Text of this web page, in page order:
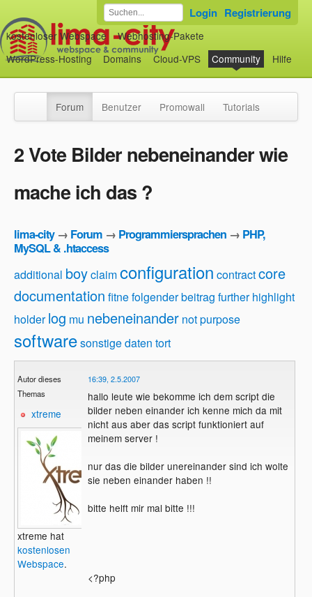
kostenloser Webspace
Webhosting-Pakete
WordPress-Hosting
Domains Cloud-VPS Community Hilfe
Login Registrierung
Forum Benutzer Promowall Tutorials
2 Vote Bilder nebeneinander wie
mache ich das ?
lima-city→ Forum → Programmiersprachen → PHP,
MySQL & .htaccess
additional boyclaimconfiguration contractcore
documentation fitnefolgender beitrag further highlight
holder log mu nebeneinander notpurpose
softwaresonstige daten tort
Autor dieses
Themas
xtreme
xtreme hat
kostenlosen
Webspace.
16:39, 2.5.2007
hallo leute wie bekomme ich dem script die
bilder neben einander ich kenne mich da mit
nicht aus aber das script funktioniert auf
meinem server !
nur das die bilder unereinander sind ich wolte
sie neben einander haben !!
bitte helft mir mal bitte !!!
<?php